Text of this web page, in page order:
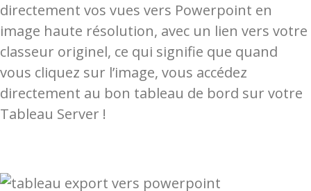
directement vos vues vers Powerpoint en
image haute résolution, avec un lien vers votre
classeur originel, ce qui signifie que quand
vous cliquez sur l’image, vous accédez
directement au bon tableau de bord sur votre
Tableau Server !